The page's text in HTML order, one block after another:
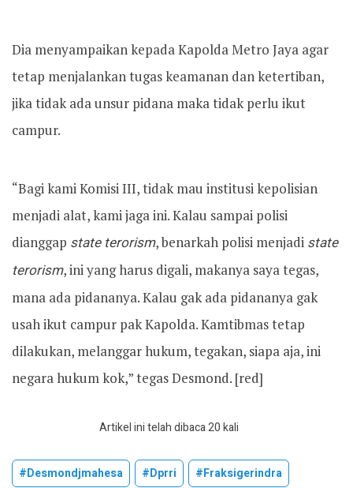
Dia menyampaikan kepada Kapolda Metro Jaya agar
tetap menjalankan tugas keamanan dan ketertiban,
jika tidak ada unsur pidana maka tidak perlu ikut
campur.
“Bagi kami Komisi III, tidak mau institusi kepolisian
menjadi alat, kami jaga ini. Kalau sampai polisi
dianggap state terorism, benarkah polisi menjadi state
terorism, ini yang harus digali, makanya saya tegas,
mana ada pidananya. Kalau gak ada pidananya gak
usah ikut campur pak Kapolda. Kamtibmas tetap
dilakukan, melanggar hukum, tegakan, siapa aja, ini
negara hukum kok,” tegas Desmond. [red]
Artikel ini telah dibaca 20 kali
#desmondjmahesa #dprri
#fraksigerindra